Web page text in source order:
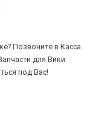
Позвоните в Касса
для Вики
под Вас!